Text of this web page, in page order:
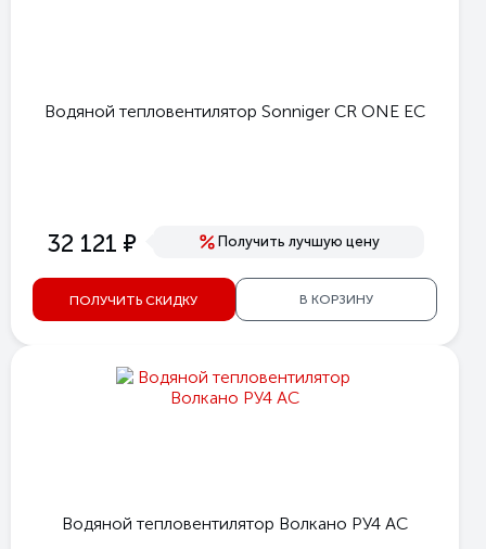
Водяной тепловентилятор Sonniger CR ONE EC
32 121 е Получить лучшую цену
ПОЛУЧИТЬ СКИДКУ В КОРЗИНУ
Водяной тепловентилятор Волкано РУ4 АС